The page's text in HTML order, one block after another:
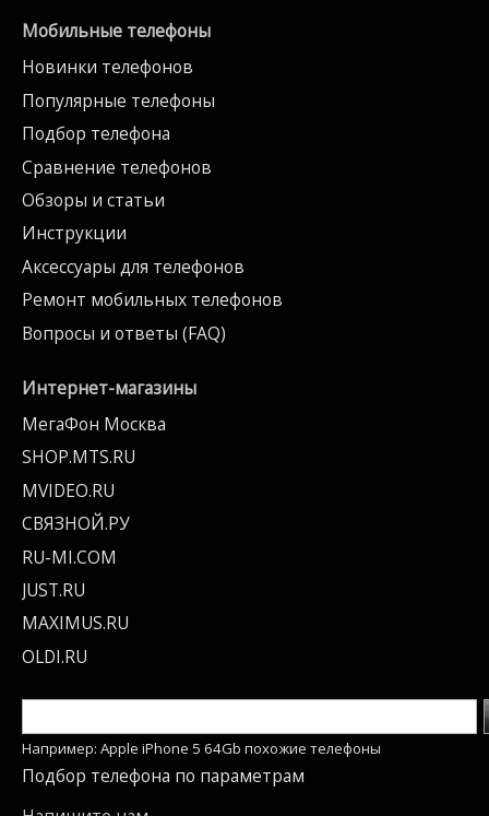
Мобильные телефоны
Новинки телефонов
Популярные телефоны
Подбор телефона
Сравнение телефонов
Обзоры и статьи
Инструкции
Аксессуары для телефонов
Ремонт мобильных телефонов
Вопросы и ответы (FAQ)
Интернет-магазины
МегаФон Москва
SHOP.MTS.RU
MVIDEO.RU
СВЯЗНОЙ.РУ
RU-MI.COM
JUST.RU
MAXIMUS.RU
OLDI.RU
Например: Apple iPhone 5 64Gb похожие телефоны
Подбор телефона по параметрам